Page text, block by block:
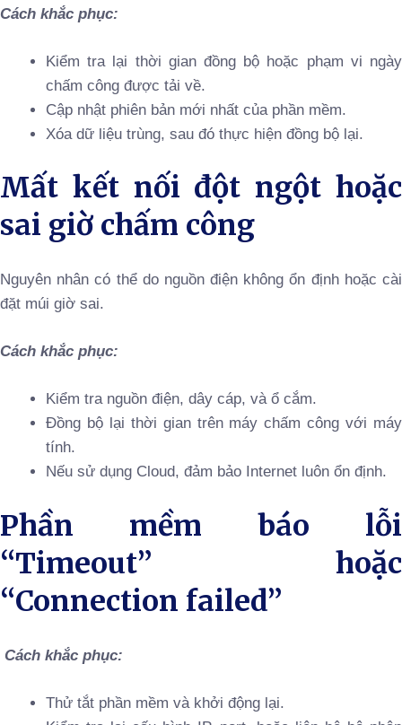
Cách khắc phục:
Kiểm tra lại thời gian đồng bộ hoặc phạm vi ngày
chấm công được tải về.
Cập nhật phiên bản mới nhất của phần mềm.
Xóa dữ liệu trùng, sau đó thực hiện đồng bộ lại.
Mất kết nối đột ngột hoặc
sai giờ chấm công
Nguyên nhân có thể do nguồn điện không ổn định hoặc cài
đặt múi giờ sai.
Cách khắc phục:
Kiểm tra nguồn điện, dây cáp, và ổ cắm.
Đồng bộ lại thời gian trên máy chấm công với máy
tính.
Nếu sử dụng Cloud, đảm bảo Internet luôn ổn định.
Phần mềm báo lỗi
“Timeout” hoặc
“Connection failed”
Cách khắc phục:
Thử tắt phần mềm và khởi động lại.